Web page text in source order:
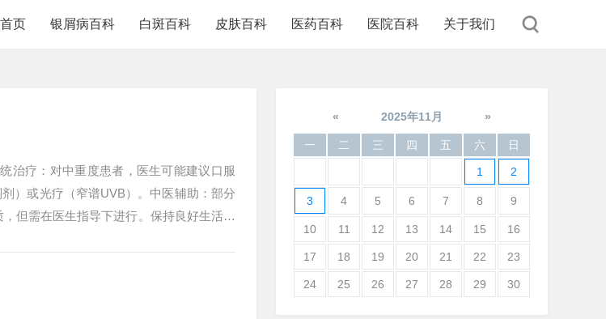
首页 银屑病百科 白斑百科 皮肤百科 医药百科 医院百科 关于我们
治疗：对中重度患者，医生可能建议口服
）或光疗（窄谱UVB）。中医辅助：部分
但需在医生指导下进行。保持良好生活习
« 2025年11月 »
一 二 三 四 五 六 日
1 2
3 4 5 6 7 8 9
10 11 12 13 14 15 16
17 18 19 20 21 22 23
24 25 26 27 28 29 30